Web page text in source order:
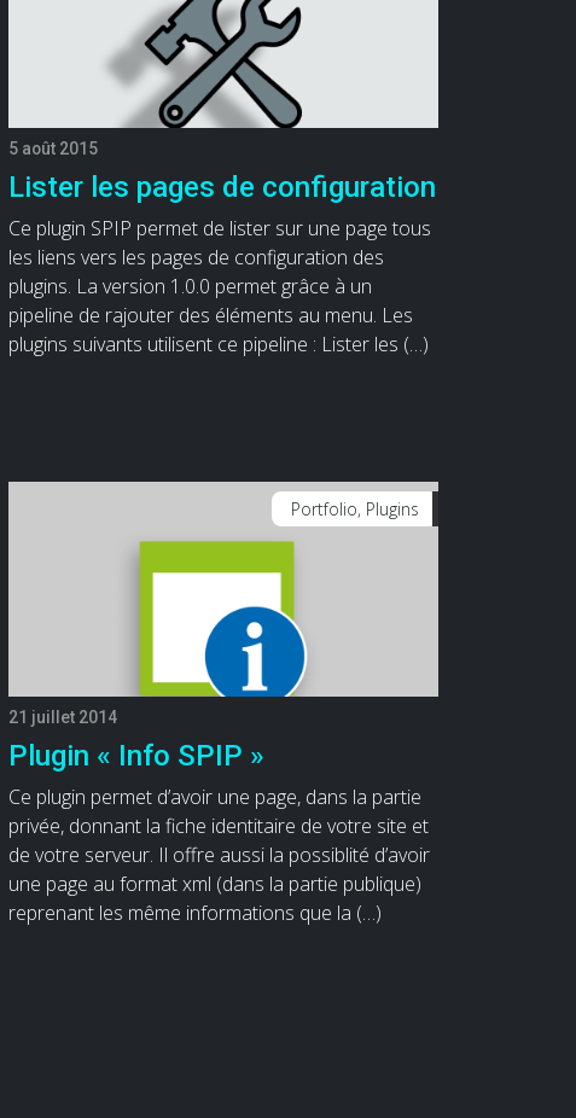
5 août 2015
Lister les pages de configuration
Ce plugin SPIP permet de lister sur une page tous
les liens vers les pages de configuration des
plugins. La version 1.0.0 permet grâce à un
pipeline de rajouter des éléments au menu. Les
plugins suivants utilisent ce pipeline : Lister les (…)
Portfolio, Plugins
21 juillet 2014
Plugin « Info SPIP »
Ce plugin permet d’avoir une page, dans la partie
privée, donnant la fiche identitaire de votre site et
de votre serveur. Il offre aussi la possiblité d’avoir
une page au format xml (dans la partie publique)
reprenant les même informations que la (…)